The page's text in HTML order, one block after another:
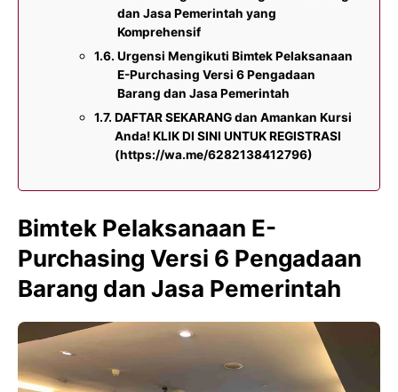
dan Jasa Pemerintah yang
Komprehensif
Urgensi Mengikuti Bimtek Pelaksanaan
E-Purchasing Versi 6 Pengadaan
Barang dan Jasa Pemerintah
DAFTAR SEKARANG dan Amankan Kursi
Anda! KLIK DI SINI UNTUK REGISTRASI
(https://wa.me/6282138412796)
Bimtek Pelaksanaan E-
Purchasing Versi 6 Pengadaan
Barang dan Jasa Pemerintah